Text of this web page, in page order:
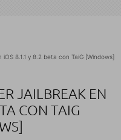
8.1.1 y 8.2 beta con TaiG [Windows]
JAILBREAK EN
CON TAIG